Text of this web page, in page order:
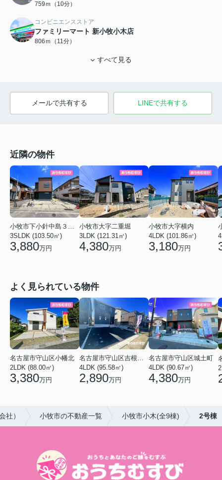
759ｍ（10分）
コンビニエンスストア
ファミリーマート 新小牧小木店
806ｍ（11分）
すべて見る
メールで共有する LINEで共有する
近隣の物件
3SLDK (103.50㎡)
3,880万円
小牧市大字二重堀
3LDK (121.31㎡)
4,380万円
小牧市大字横内
4LDK (101.86㎡)
3,180万円
よく見られている物件
名古屋市守山区小幡北
2LDK (88.00㎡)
3,380万円
名古屋市守山区吉根２丁目
4LDK (95.58㎡)
2,890万円
名古屋市守山区城土町
4LDK (90.67㎡)
4,380万円
社） 小牧市の不動産一覧 小牧市小木(全9棟) 2号棟